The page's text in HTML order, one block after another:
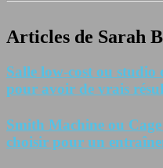
Articles de Sarah
Salle low-cost ou studio
pour avoir de vrais
Smith Machine ou
choisir pour un